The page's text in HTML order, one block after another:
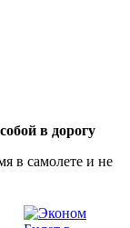
в дорогу
в самолете и не